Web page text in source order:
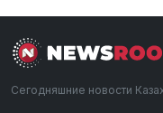
Сегодняшние новости